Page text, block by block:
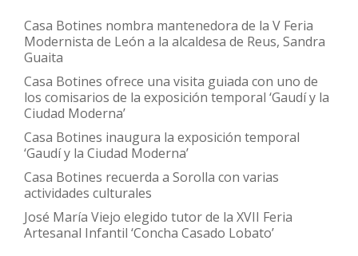
Casa Botines nombra mantenedora de la V Feria
Modernista de León a la alcaldesa de Reus, Sandra
Guaita
Casa Botines ofrece una visita guiada con uno de
los comisarios de la exposición temporal ‘Gaudí y la
Ciudad Moderna’
Casa Botines inaugura la exposición temporal
‘Gaudí y la Ciudad Moderna’
Casa Botines recuerda a Sorolla con varias
actividades culturales
José María Viejo elegido tutor de la XVII Feria
Artesanal Infantil ‘Concha Casado Lobato’